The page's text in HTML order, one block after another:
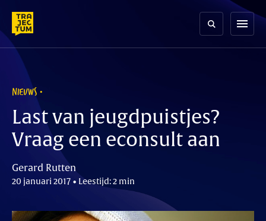
content
menu
NIEUWS
Last van jeugdpuistjes?
Vraag een econsult aan
Gerard Rutten
20 januari 2017 • Leestijd: 2 min